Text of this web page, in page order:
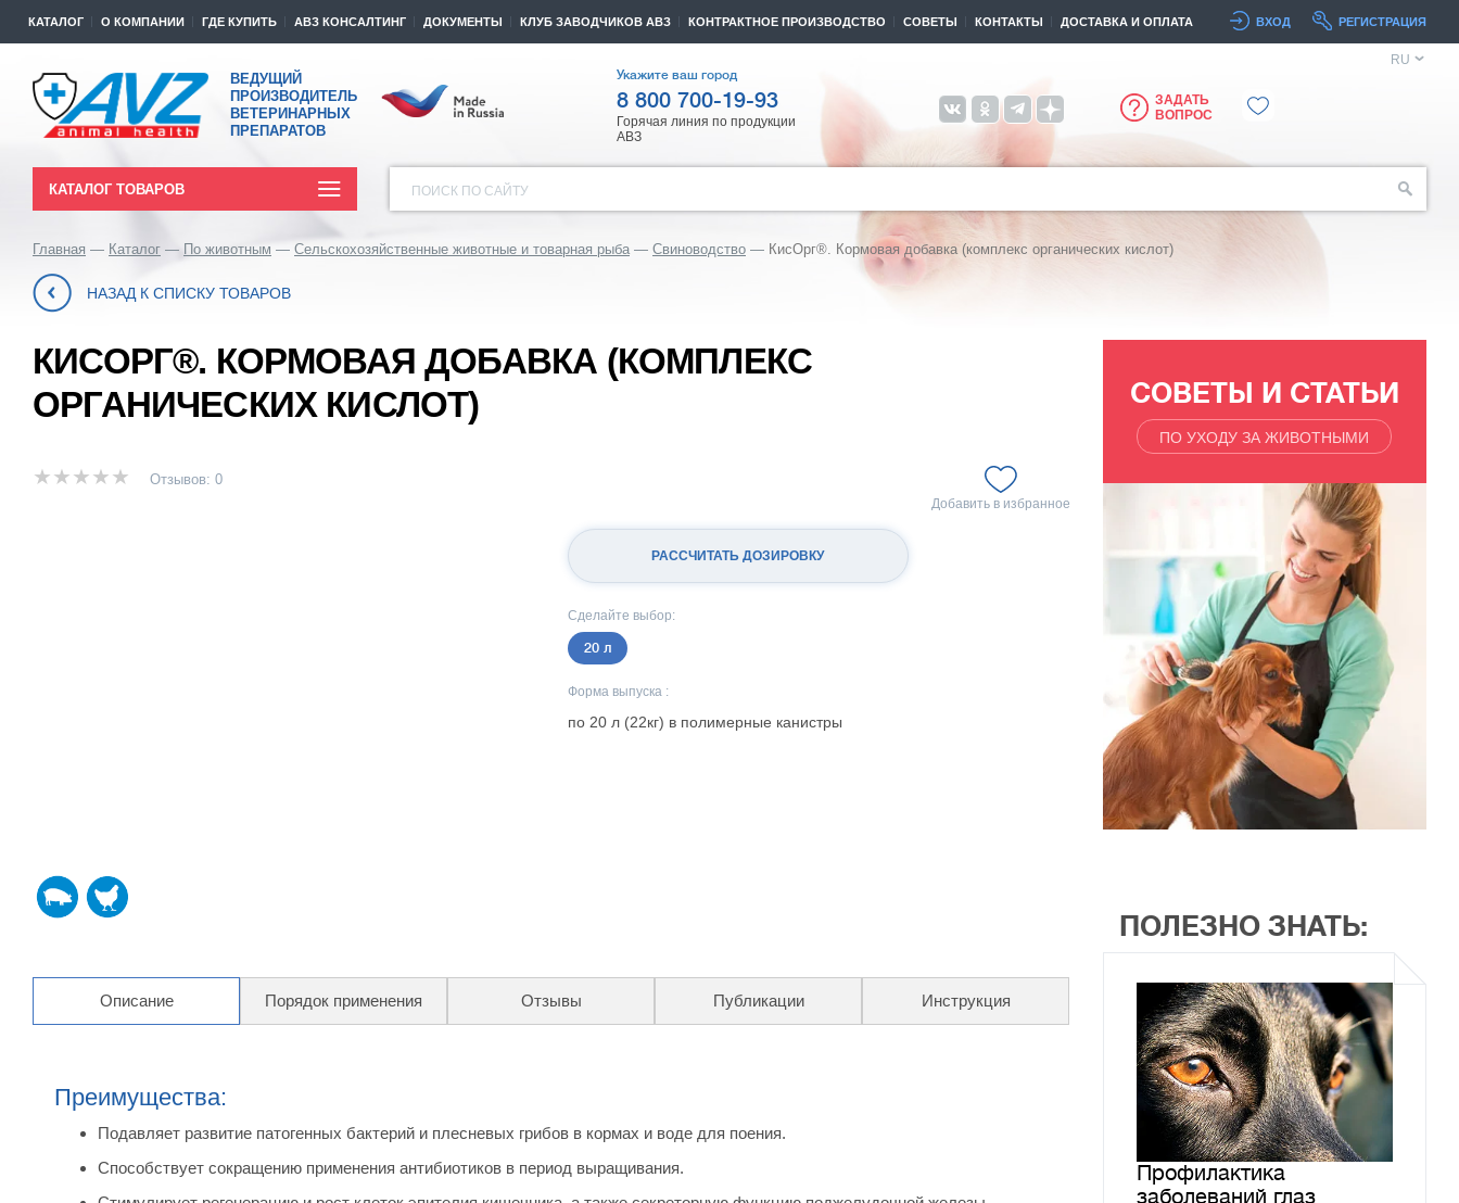
КАТАЛОГ О КОМПАНИИ ГДЕ КУПИТЬ АВЗ КОНСАЛТИНГ ДОКУМЕНТЫ КЛУБ ЗАВОДЧИКОВ АВЗ КОНТРАКТНОЕ ПРОИЗВОДСТВО СОВЕТЫ КОНТАКТЫ ДОСТАВКА И ОПЛАТА ВХОД РЕГИСТРАЦИЯ
ВЕДУЩИЙ
ПРОИЗВОДИТЕЛЬ
ВЕТЕРИНАРНЫХ
ПРЕПАРАТОВ
Укажите ваш город
8 800 700-19-93
Горячая линия по продукции
АВЗ
ЗАДАТЬ
ВОПРОС
RU
КАТАЛОГ ТОВАРОВ ПОИСК ПО САЙТУ
Главная Каталог По животным Сельскохозяйственные животные и товарная рыба Свиноводство КисОрг®. Кормовая добавка (комплекс органических кислот)
НАЗАД К СПИСКУ ТОВАРОВ
КИСОРГ®. КОРМОВАЯ ДОБАВКА (КОМПЛЕКС
ОРГАНИЧЕСКИХ КИСЛОТ)
Отзывов: 0
Добавить в избранное
РАССЧИТАТЬ ДОЗИРОВКУ
Сделайте выбор:
20 л
Форма выпуска :
по 20 л (22кг) в полимерные канистры
Описание Порядок применения Отзывы Публикации Инструкция
Преимущества:
Подавляет развитие патогенных бактерий и плесневых грибов в кормах и воде для поения.
Способствует сокращению применения антибиотиков в период выращивания.
СОВЕТЫ И СТАТЬИ
ПО УХОДУ ЗА ЖИВОТНЫМИ
ПОЛЕЗНО ЗНАТЬ:
Профилактика
заболеваний глаз